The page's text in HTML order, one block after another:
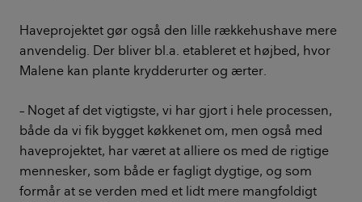
Haveprojektet gør også den lille rækkehushave mere
anvendelig. Der bliver bl.a. etableret et højbed, hvor
Malene kan plante krydderurter og ærter.
– Noget af det vigtigste, vi har gjort i hele processen,
både da vi fik bygget køkkenet om, men også med
haveprojektet, har været at alliere os med de rigtige
mennesker, som både er fagligt dygtige, og som
formår at se verden med et lidt mere mangfoldigt